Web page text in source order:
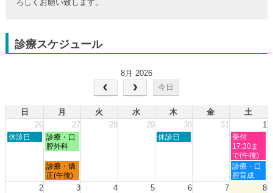
ろしくお願い致します。
診療スケジュール
8月 2026
今日
日 月 火 水 木 金
土
26
27 28 29 30 31 1
日
26th
休診日
月
曜
7
月
27th
診療・口
腔外科
木
30th
休診日
土
曜
日,
8
月
1st
受付
17:30ま
で(午後)
月
曜
日,
診療・矯
正(午後)
土
曜
日,
診療・口
腔育成
2 3 4 5 6 7 8